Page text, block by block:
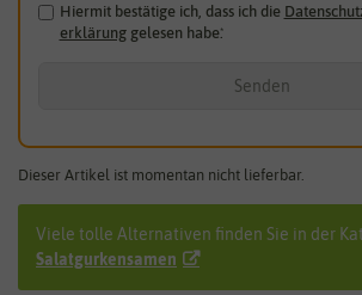
Hiermit bestätige ich, dass ich die
erklärunggelesen habe.*
Senden
Dieser Artikel ist momentan nicht lieferbar.
Viele tolle Alternativen finden Sie in der
Salatgurkensamen